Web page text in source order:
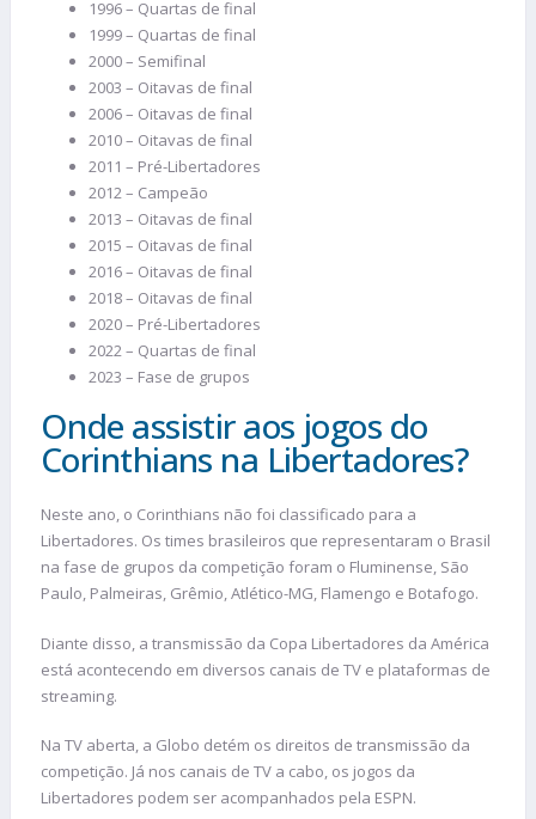
1996 – Quartas de final
1999 – Quartas de final
2000 – Semifinal
2003 – Oitavas de final
2006 – Oitavas de final
2010 – Oitavas de final
2011 – Pré-Libertadores
2012 – Campeão
2013 – Oitavas de final
2015 – Oitavas de final
2016 – Oitavas de final
2018 – Oitavas de final
2020 – Pré-Libertadores
2022 – Quartas de final
2023 – Fase de grupos
Onde assistir aos jogos do
Corinthians na Libertadores?
Neste ano, o Corinthians não foi classificado para a
Libertadores. Os times brasileiros que representaram o Brasil
na fase de grupos da competição foram o Fluminense, São
Paulo, Palmeiras, Grêmio, Atlético-MG, Flamengo e Botafogo.
Diante disso, a transmissão da Copa Libertadores da América
está acontecendo em diversos canais de TV e plataformas de
streaming.
Na TV aberta, a Globo detém os direitos de transmissão da
competição. Já nos canais de TV a cabo, os jogos da
Libertadores podem ser acompanhados pela ESPN.